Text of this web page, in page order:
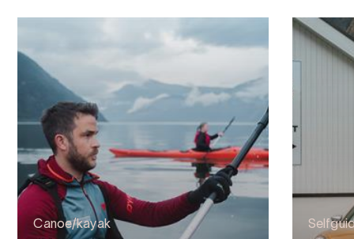
Canoe/kayak